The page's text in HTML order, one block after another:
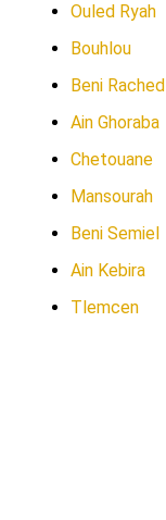
Ouled Ryah
Bouhlou
Beni Rached
Ain Ghoraba
Chetouane
Mansourah
Beni Semiel
Ain Kebira
Tlemcen